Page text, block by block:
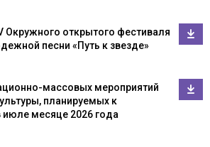
Окружного открытого фестиваля
песни «Путь к звезде»
массовых мероприятий
планируемых к
месяце 2026 года